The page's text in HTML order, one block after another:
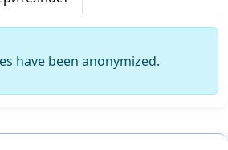
have been anonymized.